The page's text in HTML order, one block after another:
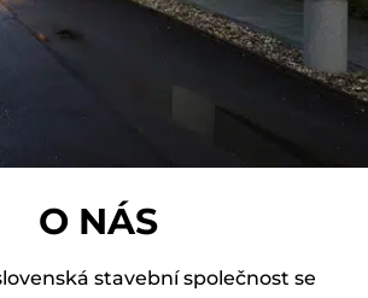
O NÁS
stavební společnost se